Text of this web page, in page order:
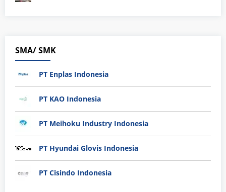
SMA/ SMK
PT Enplas Indonesia
PT KAO Indonesia
PT Meihoku Industry Indonesia
PT Hyundai Glovis Indonesia
PT Cisindo Indonesia